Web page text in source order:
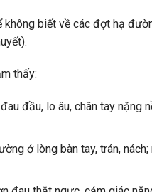
biết về các đợt hạ
thấy:
đầu, lo âu, chân tay nặng
ở lòng bàn tay, trán,